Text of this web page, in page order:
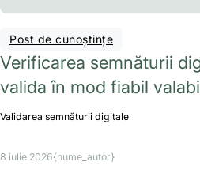
Post de cunoștințe
Verificarea semnăturii
valida în mod fiabil
Validarea semnăturii digitale
8 iulie 2026{nume_autor}